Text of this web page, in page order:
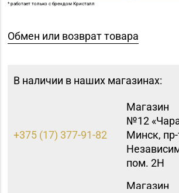
* работает только с брендом Кристалл
Обмен или возврат товара
В наличии в наших магазинах:
+375 (17) 377-91-82
Магазин
№12
Минск,
пом. 2Н
Магазин